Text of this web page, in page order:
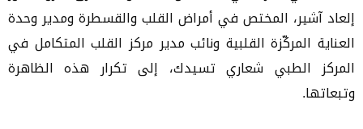
إلعاد آشير، المختص في أمراض القلب والقسطرة ومدير وحدة
العناية المركّزة القلبية ونائب مدير مركز القلب المتكامل في
المركز الطبي شعاري تسيدك، إلى تكرار هذه الظاهرة
وتبعاتها.